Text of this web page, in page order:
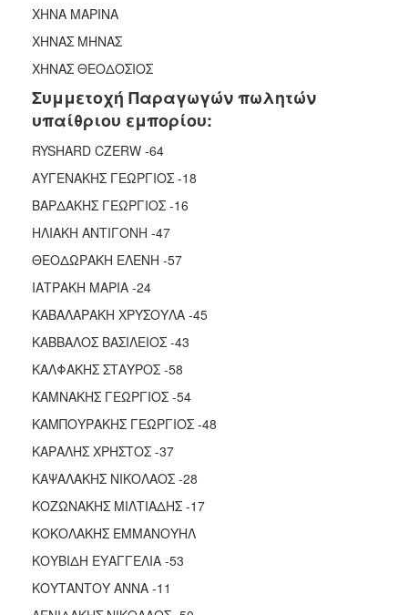
ΧΗΝΑ ΜΑΡΙΝΑ
XHNAΣ MHNAΣ
ΧΗΝΑΣ ΘΕΟΔΟΣΙΟΣ
Συμμετοχή Παραγωγών πωλητών
υπαίθριου εμπορίου:
RYSHARD CZERW -64
ΑΥΓΕΝΑΚΗΣ ΓΕΩΡΓΙΟΣ -18
ΒΑΡΔΑΚΗΣ ΓΕΩΡΓΙΟΣ -16
ΗΛΙΑΚΗ ΑΝΤΙΓΟΝΗ -47
ΘΕΟΔΩΡΑΚΗ ΕΛΕΝΗ -57
ΙΑΤΡΑΚΗ ΜΑΡΙΑ -24
ΚΑΒΑΛΑΡΑΚΗ ΧΡΥΣΟΥΛΑ -45
ΚΑΒΒΑΛΟΣ ΒΑΣΙΛΕΙΟΣ -43
ΚΑΛΦΑΚΗΣ ΣΤΑΥΡΟΣ -58
ΚΑΜΝΑΚΗΣ ΓΕΩΡΓΙΟΣ -54
ΚΑΜΠΟΥΡΑΚΗΣ ΓΕΩΡΓΙΟΣ -48
ΚΑΡΑΛΗΣ ΧΡΗΣΤΟΣ -37
ΚΑΨΑΛΑΚΗΣ ΝΙΚΟΛΑΟΣ -28
ΚΟΖΩΝΑΚΗΣ ΜΙΛΤΙΑΔΗΣ -17
ΚΟΚΟΛΑΚΗΣ ΕΜΜΑΝΟΥΗΛ
ΚΟΥΒΙΔΗ ΕΥΑΓΓΕΛΙΑ -53
ΚΟΥΤΑΝΤΟΥ ΑΝΝΑ -11